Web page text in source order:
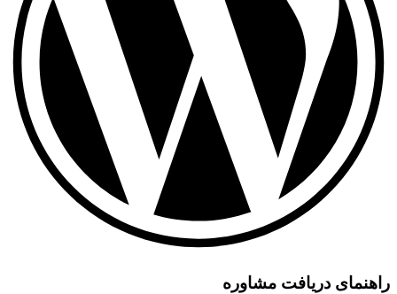
راهنمای دریافت مشاوره